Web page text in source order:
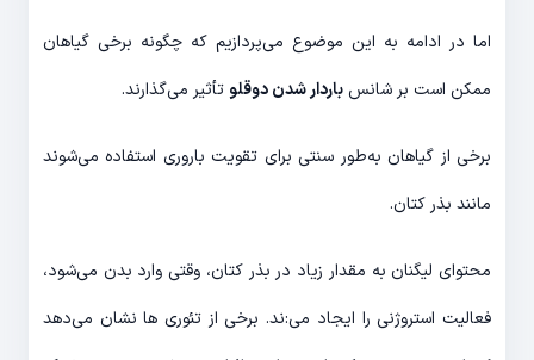
اما در ادامه به این موضوع می‌پردازیم که چگونه برخی گیاهان
ممکن است بر شانس باردار شدن دوقلو تأثیر می‌گذارند.
برخی از گیاهان به‌طور سنتی برای تقویت باروری استفاده می‌شوند
مانند بذر کتان.
محتوای لیگنان به مقدار زیاد در بذر کتان، وقتی وارد بدن می‌شود،
فعالیت استروژنی را ایجاد می‌:ند. برخی از تئوری ها نشان می‌دهد